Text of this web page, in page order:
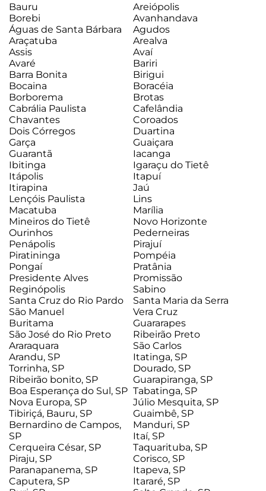
Bauru
Areiópolis
Borebi
Avanhandava
Águas de Santa Bárbara
Agudos
Araçatuba
Arealva
Assis
Avaí
Avaré
Bariri
Barra Bonita
Birigui
Bocaina
Boracéia
Borborema
Brotas
Cabrália Paulista
Cafelândia
Chavantes
Coroados
Dois Córregos
Duartina
Garça
Guaiçara
Guarantã
Iacanga
Ibitinga
Igaraçu do Tietê
Itápolis
Itapuí
Itirapina
Jaú
Lençóis Paulista
Lins
Macatuba
Marília
Mineiros do Tietê
Novo Horizonte
Ourinhos
Pederneiras
Penápolis
Pirajuí
Piratininga
Pompéia
Pongaí
Pratânia
Presidente Alves
Promissão
Reginópolis
Sabino
Santa Cruz do Rio Pardo
Santa Maria da Serra
São Manuel
Vera Cruz
Buritama
Guararapes
São José do Rio Preto
Ribeirão Preto
Araraquara
São Carlos
Arandu, SP
Itatinga, SP
Torrinha, SP
Dourado, SP
Ribeirão bonito, SP
Guarapiranga, SP
Boa Esperança do Sul, SP Tabatinga, SP
Nova Europa, SP
Júlio Mesquita, SP
Tibiriçá, Bauru, SP
Guaimbê, SP
Bernardino de Campos,
SP
Manduri, SP
Cerqueira César, SP
Itaí, SP
Piraju, SP
Taquarituba, SP
Paranapanema, SP
Corisco, SP
Caputera, SP
Itapeva, SP
Itararé, SP